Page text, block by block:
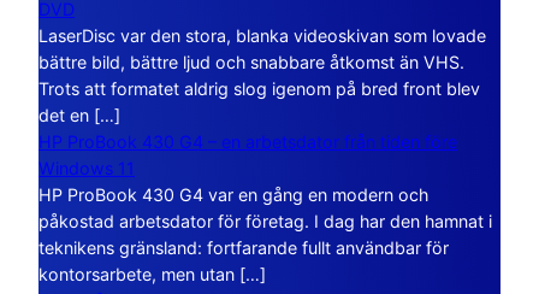
DVD
LaserDisc var den stora, blanka videoskivan som lovade
bättre bild, bättre ljud och snabbare åtkomst än VHS.
Trots att formatet aldrig slog igenom på bred front blev
det en […]
HP ProBook 430 G4 – en arbetsdator från tiden före
Windows 11
HP ProBook 430 G4 var en gång en modern och
påkostad arbetsdator för företag. I dag har den hamnat i
teknikens gränsland: fortfarande fullt användbar för
kontorsarbete, men utan […]